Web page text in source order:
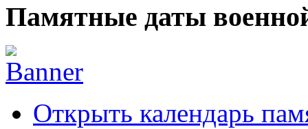
Памятные даты
Открыть календарь